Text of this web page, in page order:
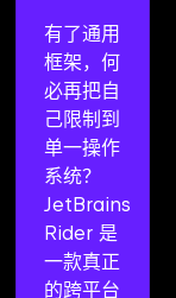
有了通用
框架，何
必再把自
己限制到
单一操作
系统？
JetBrains
Rider 是
一款真正
的跨平台